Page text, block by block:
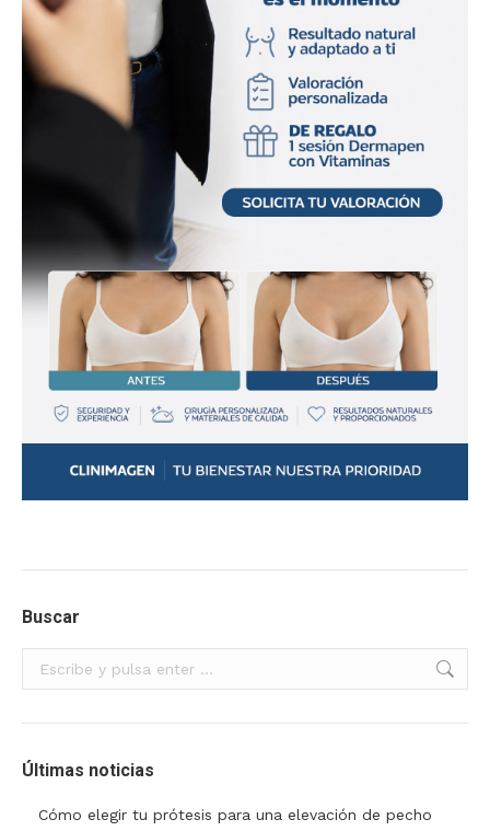
Buscar
Buscar:
Últimas noticias
Cómo elegir tu prótesis para una elevación de pecho